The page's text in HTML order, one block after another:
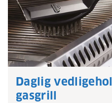
Daglig
gasgrill